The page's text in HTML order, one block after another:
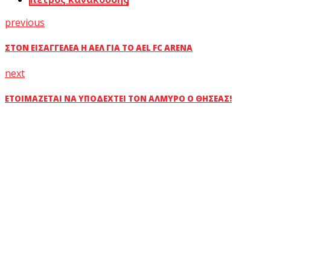
previous
ΣΤΟΝ ΕΙΣΑΓΓΕΛΈΑ Η ΑΕΛ ΓΙΑ ΤΟ AEL FC ARENA
next
ΕΤΟΙΜΆΖΕΤΑΙ ΝΑ ΥΠΟΔΕΧΤΕΊ ΤΟΝ ΑΛΜΥΡΌ Ο ΘΗΣΈΑΣ!